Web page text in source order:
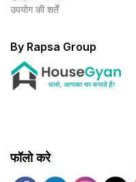
उपयोग की शर्तें
By Rapsa Group
फॉलो करे